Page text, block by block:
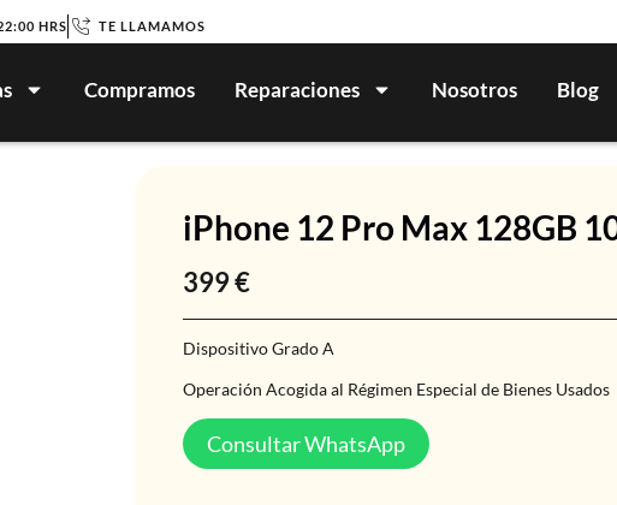
HRS TE LLAMAMOS
Compramos Reparaciones Nosotros Blog
iPhone 12 Pro Max 128GB
399€
Dispositivo Grado A
Operación Acogida al Régimen Especial de Bienes Usados
Consultar WhatsApp